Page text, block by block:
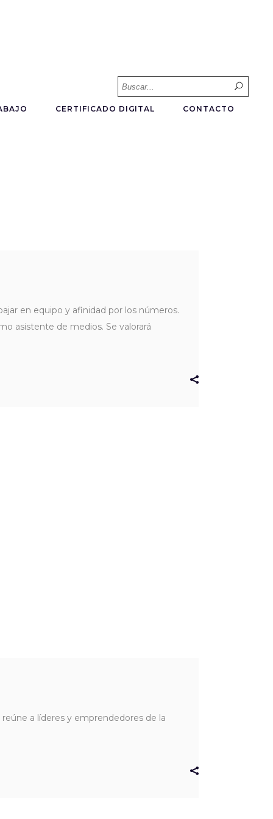
for:
CERTIFICADO DIGITAL CONTACTO
en equipo y afinidad por los números.
asistente de medios. Se valorará
a líderes y emprendedores de la